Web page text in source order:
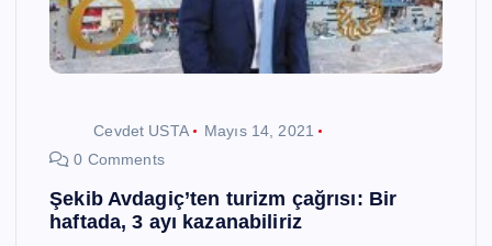
Cevdet USTA
Mayıs 14, 2021
0 Comments
Şekib Avdagiç’ten turizm çağrısı: Bir
haftada, 3 ayı kazanabiliriz